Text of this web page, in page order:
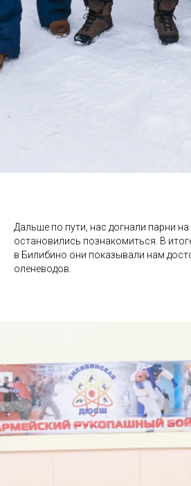
Дальше по пути, нас догнали парни
остановились познакомиться. В
в Билибино они показывали нам
оленеводов.